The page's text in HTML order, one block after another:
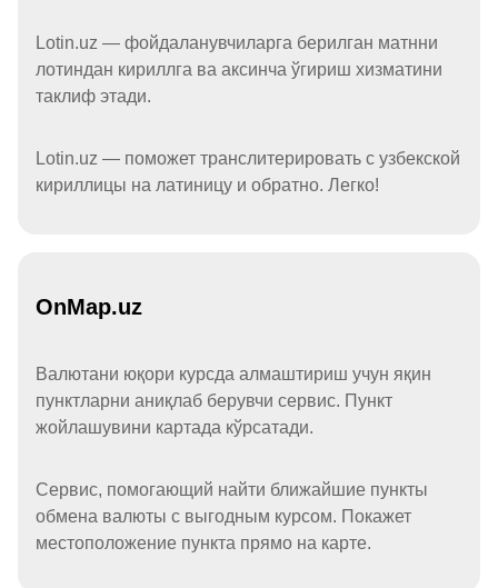
Lotin.uz — фойдаланувчиларга берилган матнни
лотиндан кириллга ва аксинча ўгириш хизматини
таклиф этади.
Lotin.uz — поможет транслитерировать с узбекской
кириллицы на латиницу и обратно. Легко!
OnMap.uz
Валютани юқори курсда алмаштириш учун яқин
пунктларни аниқлаб берувчи сервис. Пункт
жойлашувини картада кўрсатади.
Сервис, помогающий найти ближайшие пункты
обмена валюты с выгодным курсом. Покажет
местоположение пункта прямо на карте.